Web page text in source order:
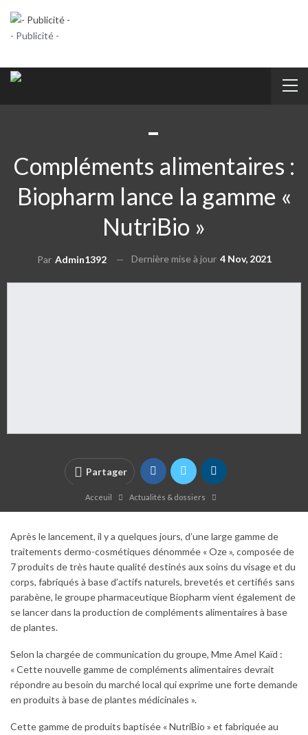
- Publicité -
Compléments alimentaires :
Biopharm lance la gamme «
NutriBio »
Par Admin1392 Dernière mise à jour 4 Nov, 2021
Partager
Acceuil Actualités & dossiers
Après le lancement, il y a quelques jours, d’une large gamme de
traitements dermo-cosmétiques dénommée « Oze », composée de
7 produits de très haute qualité destinés aux soins du visage et du
corps, fabriqués à base d’actifs naturels, brevetés et certifiés sans
parabène, le groupe pharmaceutique Biopharm vient également de
se lancer dans la production de compléments alimentaires à base
de plantes.
Selon la chargée de communication du groupe, Mme Amel Kaïd :
« Cette nouvelle gamme de compléments alimentaires devrait
répondre au besoin du marché local qui exprime une forte demande
en produits à base de plantes médicinales ».
Cette gamme de produits baptisée « NutriBio » et fabriquée au